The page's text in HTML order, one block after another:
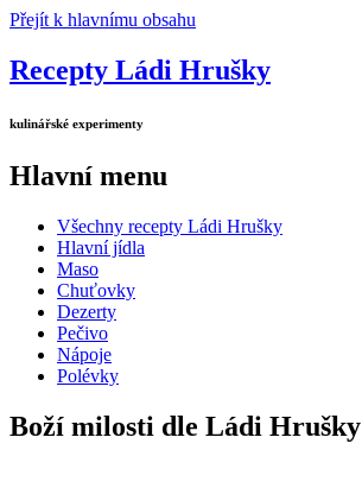
Přejít k hlavnímu obsahu
Recepty Ládi Hrušky
kulinářské experimenty
Hlavní menu
Všechny recepty Ládi Hrušky
Hlavní jídla
Maso
Chuťovky
Dezerty
Pečivo
Nápoje
Polévky
Boží milosti dle Ládi Hrušky